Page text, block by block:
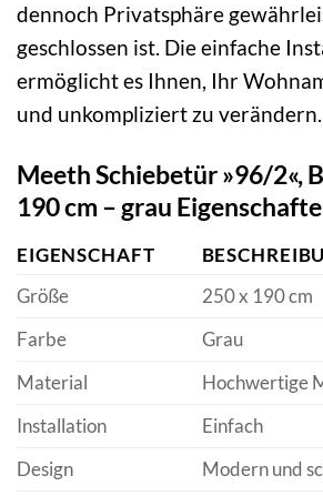
dennoch Privatsphäre
geschlossen ist. Die einfache
ermöglicht es Ihnen, Ihr
und unkompliziert zu verändern.
Meeth Schiebetür »96/2«,
190 cm – grau
EIGENSCHAFT
Größe
250 x 190 cm
Farbe
Grau
Material
Hochwertige
Installation
Einfach
Design
Modern und